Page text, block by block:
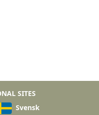
SITES
Svensk